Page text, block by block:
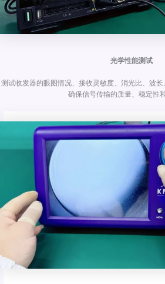
光学性能测试
测试收发器的眼图情况、接收灵敏度、消光比、波长
确保信号传输的质量、稳定性